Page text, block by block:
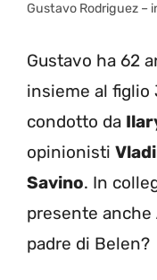
Gustavo Rodriguez –
Gustavo ha 62
insieme al figlio
condotto da
opinionisti
Savino. In
presente anche
padre di Belen?